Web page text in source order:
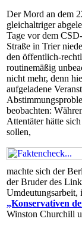
Der Mord an dem
gleichaltriger
Tage vor dem
Straße in Trier
den öffentlich-
routinemäßig
nicht mehr, denn
aufgeladene
beobachten:
At­ten­tä­ter hätte
sollen,
machte sich der
der Bruder des
Umdeutungsarbeit,
„Konservativen
Winston Churchill